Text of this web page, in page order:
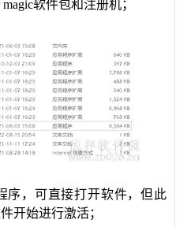
软件包和注册机；
序，可直接打开软件，但此
开始进行激活；